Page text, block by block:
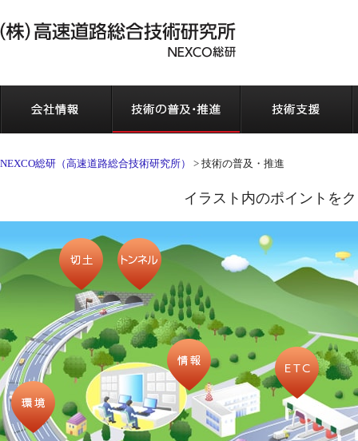
NEXCO総研（高速道路総合技術研究所） > 技術の普及・推進
イラスト内のポイントを
切土
情報
環境